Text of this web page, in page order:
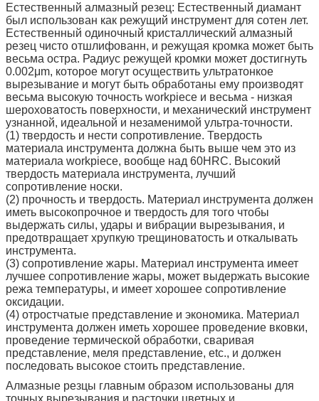
Естественный алмазный резец: Естественный диамант
был использован как режущий инструмент для сотен лет.
Естественный одиночный кристаллический алмазный
резец чисто отшлифованн, и режущая кромка может быть
весьма остра. Радиус режущей кромки может достигнуть
0.002μm, которое могут осуществить ультратонкое
вырезывание и могут быть обработаны ему производят
весьма высокую точность workpiece и весьма - низкая
шероховатость поверхности, и механический инструмент
узнанной, идеальной и незаменимой ультра-точности.
(1) твердость и нести сопротивление. Твердость
материала инструмента должна быть выше чем это из
материала workpiece, вообще над 60HRC. Высокий
твердость материала инструмента, лучший
сопротивление носки.
(2) прочность и твердость. Материал инструмента должен
иметь высокопрочное и твердость для того чтобы
выдержать силы, удары и вибрации вырезывания, и
предотвращает хрупкую трещиноватость и откалывать
инструмента.
(3) сопротивление жары. Материал инструмента имеет
лучшее сопротивление жары, может выдержать высокие
режа температуры, и имеет хорошее сопротивление
оксидации.
(4) отростчатые представление и экономика. Материал
инструмента должен иметь хорошее проведение вковки,
проведение термической обработки, сваривая
представление, меля представление, etc., и должен
последовать высокое стоить представление.
Алмазные резцы главным образом использованы для
точных вырезывания и расточки цветных и